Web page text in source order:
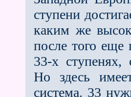
ступени
каким же
после того еще
33-х ступенях,
Но здесь
система. 33